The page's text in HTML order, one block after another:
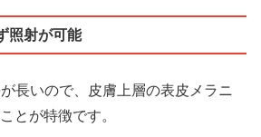
照射が可能
長いので、皮膚上層の表皮メラニ
とが特徴です。